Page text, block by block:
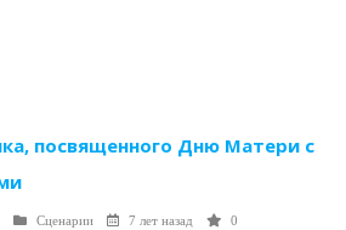
посвященного Дню Матери с
Сценарии 7 лет назад 0